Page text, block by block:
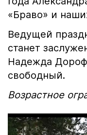
«Браво» и
Ведущей
станет
Надежда
свободный.
Возрастное